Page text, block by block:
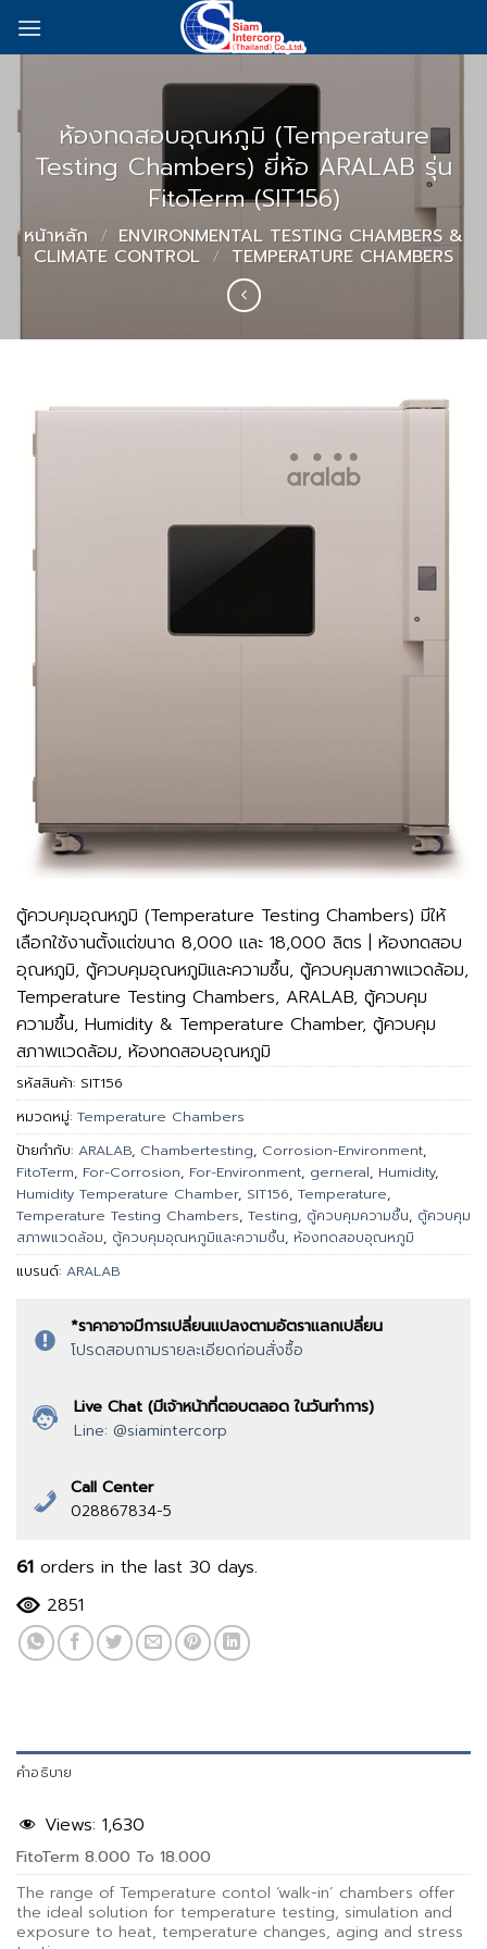
ห้องทดสอบอุณหภูมิ (Temperature
Testing Chambers) ยี่ห้อ ARALAB รุ่น
FitoTerm (SIT156)
หน้าหลัก / ENVIRONMENTAL TESTING CHAMBERS &
CLIMATE CONTROL / TEMPERATURE CHAMBERS
ตู้ควบคุมอุณหภูมิ (Temperature Testing Chambers) มีให้
เลือกใช้งานตั้งแต่ขนาด 8,000 และ 18,000 ลิตร | ห้องทดสอบ
อุณหภูมิ, ตู้ควบคุมอุณหภูมิและความชื้น, ตู้ควบคุมสภาพแวดล้อม,
Temperature Testing Chambers, ARALAB, ตู้ควบคุม
ความชื้น, Humidity & Temperature Chamber, ตู้ควบคุม
สภาพแวดล้อม, ห้องทดสอบอุณหภูมิ
รหัสสินค้า: SIT156
หมวดหมู่: Temperature Chambers
ป้ายกำกับ: ARALAB, Chambertesting, Corrosion-Environment,
FitoTerm, For-Corrosion, For-Environment, gerneral, Humidity,
Humidity Temperature Chamber, SIT156, Temperature,
Temperature Testing Chambers, Testing, ตู้ควบคุมความชื้น, ตู้ควบคุม
สภาพแวดล้อม, ตู้ควบคุมอุณหภูมิและความชื้น, ห้องทดสอบอุณหภูมิ
แบรนด์: ARALAB
*ราคาอาจมีการเปลี่ยนแปลงตามอัตราแลกเปลี่ยน
โปรดสอบถามรายละเอียดก่อนสั่งซื้อ
Live Chat (มีเจ้าหน้าที่ตอบตลอด ในวันทำการ)
Line: @siamintercorp
Call Center
028867834-5
61 orders in the last 30 days.
2851
คำอธิบาย
Views: 1,630
FitoTerm 8.000 To 18.000
The range of Temperature contol ‘walk-in’ chambers offer
the ideal solution for temperature testing, simulation and
exposure to heat, temperature changes, aging and stress